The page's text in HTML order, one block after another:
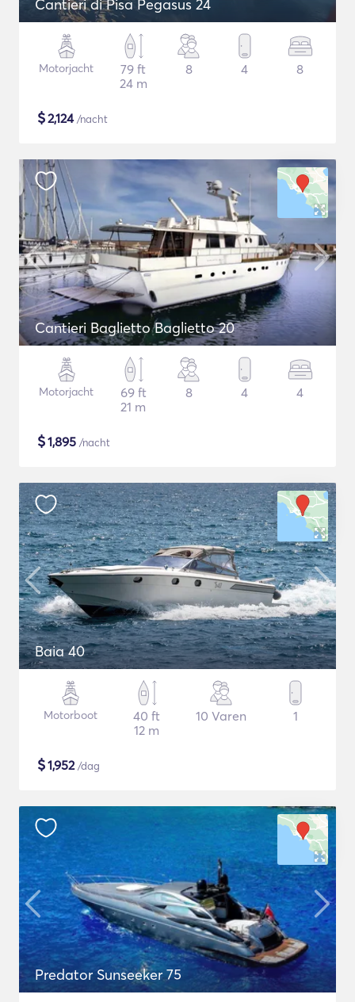
Cantieri di Pisa Pegasus 24
Motorjacht
79 ft
24 m
8 4 8
$2,124/nacht
Cantieri Baglietto Baglietto 20
Motorjacht
69 ft
21 m
8 4 4
$1,895 /nacht
Baia 40
Motorboot
40 ft
12 m
10 Varen 1
$1,952/dag
Predator Sunseeker 75